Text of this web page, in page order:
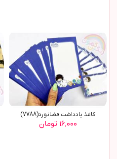
کاغذ یادداشت فضانورد(7788)
۱۶,۰۰۰ تومان